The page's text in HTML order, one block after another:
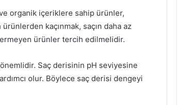
organik içeriklere sahip ürünler,
kaçınmak, saçın daha az
ürünler tercih edilmelidir.
Saç derisinin pH seviyesine
olur. Böylece saç derisi dengeyi
Çilek
ile
diş
temizliği